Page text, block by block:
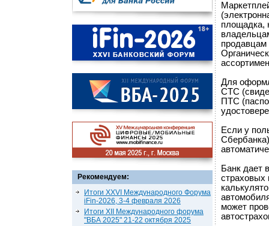
Рекомендуем:
Итоги XXVI Международного Форума
iFin-2026, 3-4 февраля 2026
Итоги XII Международного форума
"ВБА 2025" 21-22 октября 2025
площадка,
продавцам
Для
СТС
ПТС
Если у
Банк дает
страховых
может